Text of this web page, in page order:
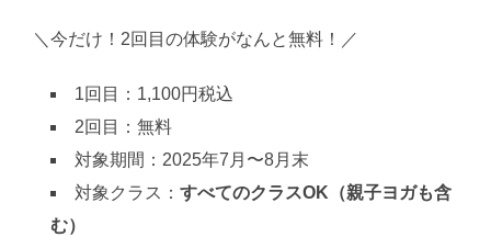
＼今だけ！2回目の体験がなんと無料！／
1回目：1,100円税込
2回目：無料
対象期間：2025年7月〜8月末
対象クラス： すべてのクラスOK（親子ヨガも含
む）